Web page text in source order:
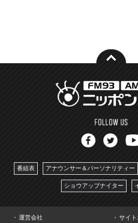
番組表 アナウンサー＆パーソナリティー
ショウアップナイター
運営会社 サイト